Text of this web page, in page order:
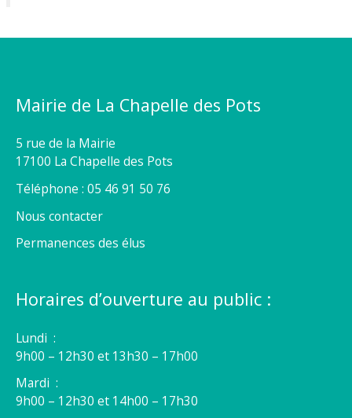
Mairie de La Chapelle des Pots
5 rue de la Mairie
17100 La Chapelle des Pots
Téléphone : 05 46 91 50 76
Nous contacter
Permanences des élus
Horaires d’ouverture au public :
Lundi :
9h00 – 12h30 et 13h30 – 17h00
Mardi :
9h00 – 12h30 et 14h00 – 17h30